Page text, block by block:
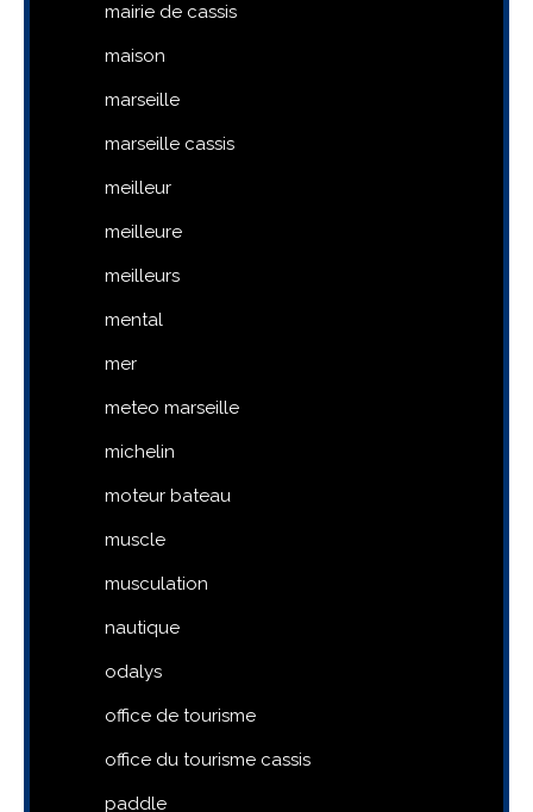
mairie de cassis
maison
marseille
marseille cassis
meilleur
meilleure
meilleurs
mental
mer
meteo marseille
michelin
moteur bateau
muscle
musculation
nautique
odalys
office de tourisme
office du tourisme cassis
paddle